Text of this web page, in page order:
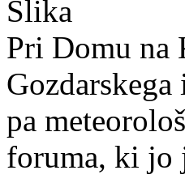
Pri Domu na
pa
foruma, ki jo